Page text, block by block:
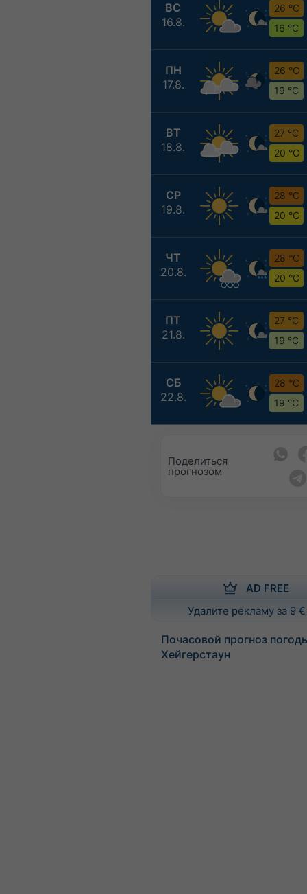
ВС
16.8.
26 °C
16 °C
ПН
17.8.
26 °C
19 °C
ВТ
18.8.
27 °C
20 °C
СР
19.8.
28 °C
20 °C
ЧТ
20.8.
28 °C
20 °C
ПТ
21.8.
27 °C
19 °C
СБ
22.8.
28 °C
19 °C
Поделиться
прогнозом
AD FREE
Удалите рекламу за 9 €
Почасовой прогноз
Хейгерстаун